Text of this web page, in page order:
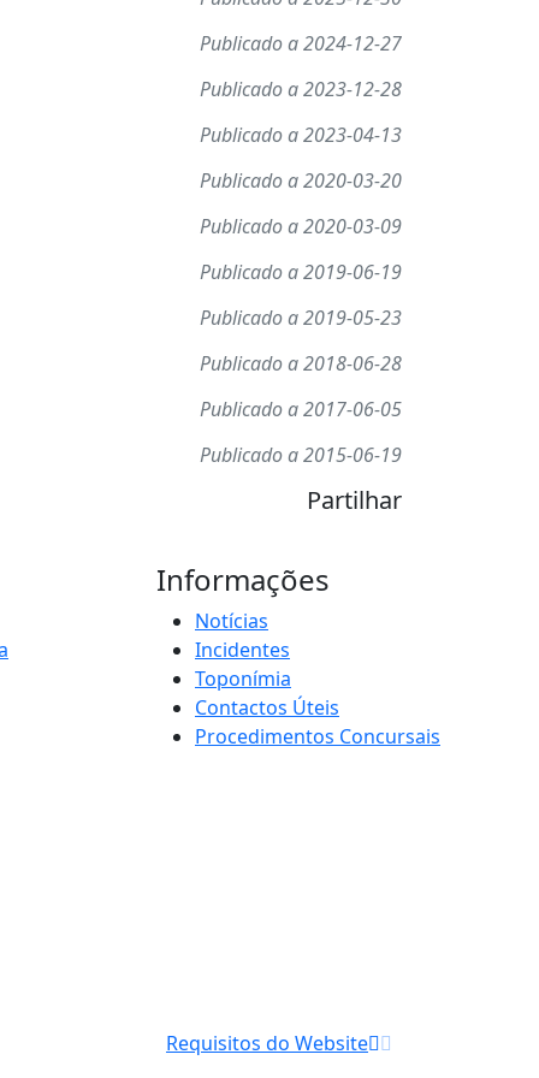
Publicado a 2024-12-27
Publicado a 2023-12-28
Publicado a 2023-04-13
Publicado a 2020-03-20
Publicado a 2020-03-09
Publicado a 2019-06-19
Publicado a 2019-05-23
Publicado a 2018-06-28
Publicado a 2017-06-05
Publicado a 2015-06-19
Partilhar
Informações
Notícias
Incidentes
Toponímia
Contactos Úteis
Procedimentos Concursais
Requisitos do Website